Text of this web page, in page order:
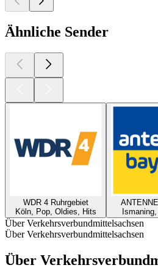
Ähnliche Sender
WDR 4 Ruhrgebiet
Köln, Pop, Oldies, Hits
Über Verkehrsverbundmittelsachsen
Über Verkehrsverbundmittelsachsen
Über